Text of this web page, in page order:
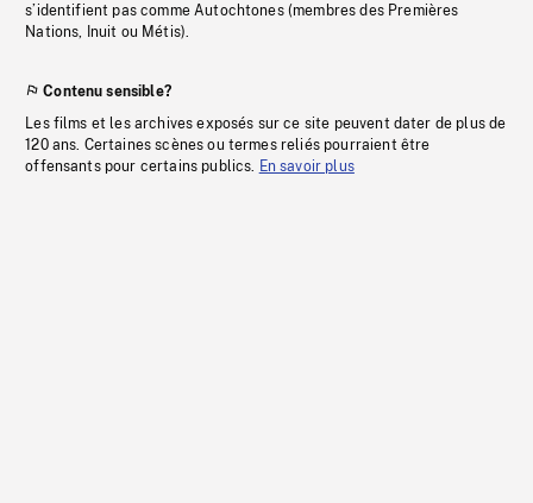
s’identifient pas comme Autochtones (membres des Premières
Nations, Inuit ou Métis).
Contenu sensible?
Les films et les archives exposés sur ce site peuvent dater de plus de
120 ans. Certaines scènes ou termes reliés pourraient être
offensants pour certains publics. En savoir plus